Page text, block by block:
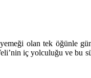
olan tek öğünle
iç yolculuğu ve bu